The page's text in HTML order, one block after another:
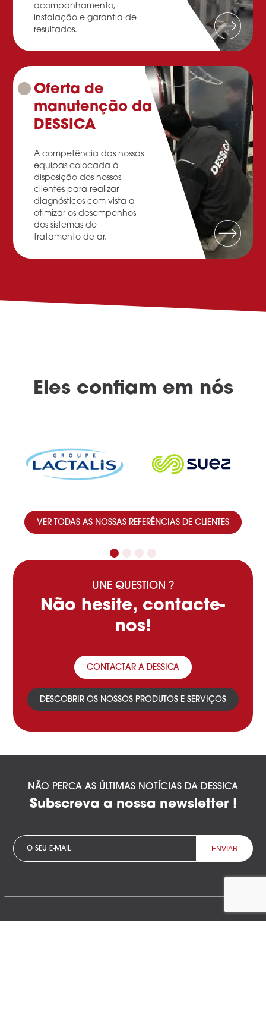
acompanhamento,
instalação e garantia de
resultados.
Oferta de
manutenção da
DESSICA
A competência das nossas
equipas colocada à
disposição dos nossos
clientes para realizar
diagnósticos com vista a
otimizar os desempenhos
dos sistemas de
tratamento de ar.
Eles confiam em nós
VER TODAS AS NOSSAS REFERÊNCIAS DE CLIENTES
UNE QUESTION ?
Não hesite, contacte-
nos!
CONTACTAR A DESSICA
DESCOBRIR OS NOSSOS PRODUTOS E SERVIÇOS
NÃO PERCA AS ÚLTIMAS NOTÍCIAS DA DESSICA
Subscreva a nossa newsletter !
O SEU E-MAIL